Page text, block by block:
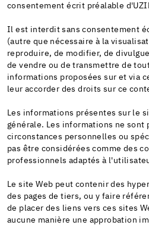
consentement écrit préalable
Il est interdit sans consentement
(autre que nécessaire à la
reproduire, de modifier, de
de vendre ou de transmettre de
informations proposées sur et via
leur accorder des droits sur ce
Les informations présentes sur le
générale. Les informations ne sont
circonstances personnelles ou
pas être considérées comme des
professionnels adaptés à
Le site Web peut contenir des
des pages de tiers, ou y faire
de placer des liens vers ces sites
aucune manière une approbation